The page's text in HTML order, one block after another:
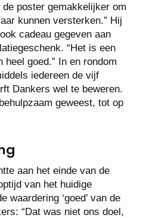
poster gemakkelijker om
kunnen versterken.” Hij
cadeau gegeven aan
“Het is een
goed.” In en rondom
iedereen de vijf
Dankers wel te beweren.
geweest, tot op
aan het einde van de
van het huidige
waardering ‘goed’ van de
“Dat was niet ons doel,